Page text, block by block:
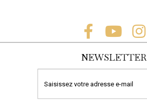
NEWSLETTER